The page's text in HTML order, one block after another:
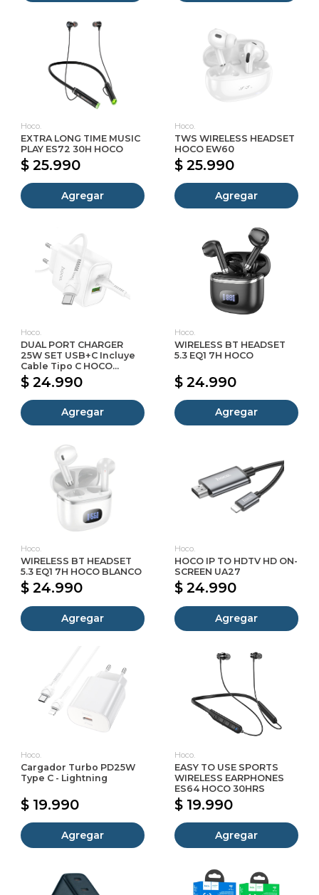
Hoco.
EXTRA LONG TIME MUSIC
PLAY ES72 30H HOCO
$ 25.990
Agregar
Hoco.
TWS WIRELESS HEADSET
HOCO EW60
$ 25.990
Agregar
Hoco.
DUAL PORT CHARGER
25W SET USB+C Incluye
Cable Tipo C HOCO...
$ 24.990
Agregar
Hoco.
WIRELESS BT HEADSET
5.3 EQ1 7H HOCO
$ 24.990
Agregar
Hoco.
WIRELESS BT HEADSET
5.3 EQ1 7H HOCO BLANCO
$ 24.990
Agregar
Hoco.
HOCO IP TO HDTV HD ON-
SCREEN UA27
$ 24.990
Agregar
Hoco.
Cargador Turbo PD25W
Type C - Lightning
$ 19.990
Agregar
Hoco.
EASY TO USE SPORTS
WIRELESS EARPHONES
ES64 HOCO 30HRS
$ 19.990
Agregar